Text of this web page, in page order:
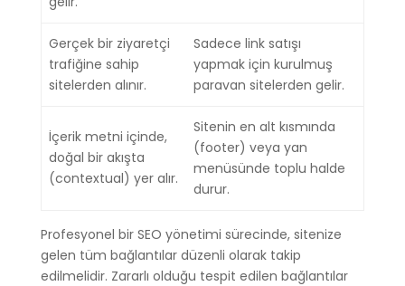
Gerçek bir ziyaretçi
trafiğine sahip
sitelerden alınır.
Sadece link satışı
yapmak için kurulmuş
paravan sitelerden gelir.
İçerik metni içinde,
doğal bir akışta
(contextual) yer alır.
Sitenin en alt kısmında
(footer) veya yan
menüsünde toplu halde
durur.
Profesyonel bir SEO yönetimi sürecinde, sitenize
gelen tüm bağlantılar düzenli olarak takip
edilmelidir. Zararlı olduğu tespit edilen bağlantılar